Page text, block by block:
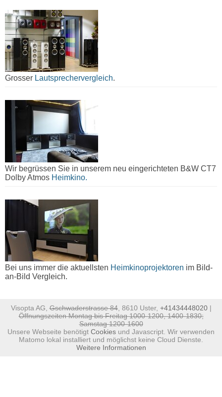
Grosser Lautsprechervergleich.
Wir begrüssen Sie in unserem neu eingerichteten B&W CT7
Dolby Atmos Heimkino.
Bei uns immer die aktuellsten Heimkinoprojektoren im Bild-
an-Bild Vergleich.
Visopta AG,Gschwaderstrasse 84, 8610 Uster, +41434448020|
Öffnungszeiten Montag bis Freitag 1000-1200, 1400-1830;
Samstag 1200-1600
Unsere Webseite benötigt Cookies und Javascript. Wir verwenden
Matomo lokal installiert und möglichst keine Cloud Dienste.
Weitere Informationen